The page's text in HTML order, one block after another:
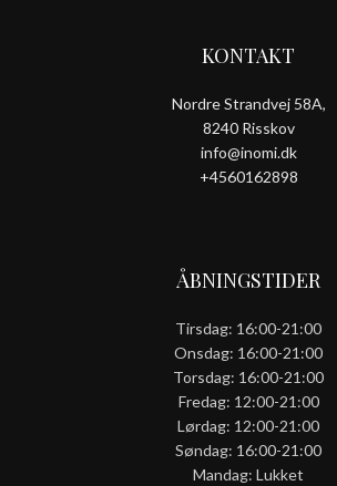
KONTAKT
Nordre Strandvej 58A,
8240 Risskov
info@inomi.dk
+4560162898
ÅBNINGSTIDER
Tirsdag: 16:00-21:00
Onsdag: 16:00-21:00
Torsdag: 16:00-21:00
Fredag: 12:00-21:00
Lørdag: 12:00-21:00
Søndag: 16:00-21:00
Mandag: Lukket